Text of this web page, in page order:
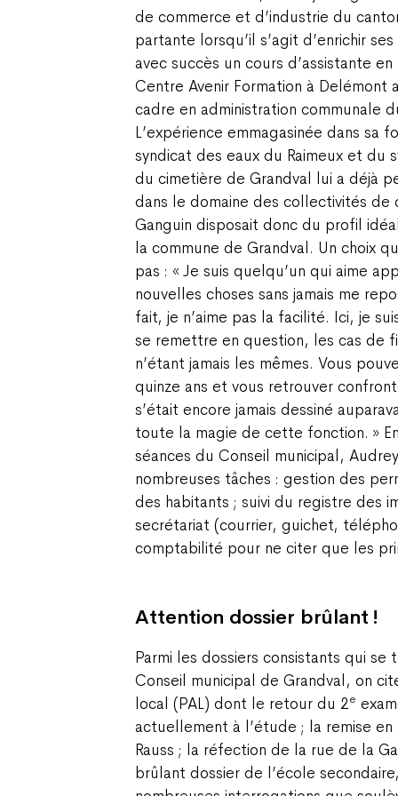
de commerce et d’industrie du
partante lorsqu’il s’agit d’enrichir
avec succès un cours d’assistante
Centre Avenir Formation à Delémont
cadre en administration communale
L’expérience emmagasinée dans sa
syndicat des eaux du Raimeux et du
du cimetière de Grandval lui a déjà
dans le domaine des collectivités
Ganguin disposait donc du profil
la commune de Grandval. Un choix
pas : « Je suis quelqu’un qui aime
nouvelles choses sans jamais me
fait, je n’aime pas la facilité. Ici, je
se remettre en question, les cas de
n’étant jamais les mêmes. Vous
quinze ans et vous retrouver
s’était encore jamais dessiné
toute la magie de cette fonction. »
séances du Conseil municipal,
nombreuses tâches : gestion des
des habitants ; suivi du registre des
secrétariat (courrier, guichet,
comptabilité pour ne citer que les
Attention dossier brûlant !
Parmi les dossiers consistants qui
Conseil municipal de Grandval, on
local (PAL) dont le retour du 2e
actuellement à l’étude ; la remise
Rauss ; la réfection de la rue de la
brûlant dossier de l’école